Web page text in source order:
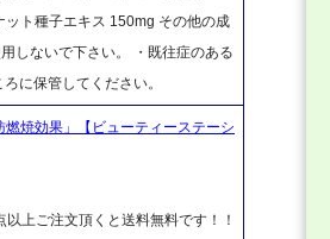
ト種子エキス 150mg その他の成
しないで下さい。 ・既往症のある
に保管してください。
焼効果」【ビューティーステーシ
上ご注文頂くと送料無料です！！